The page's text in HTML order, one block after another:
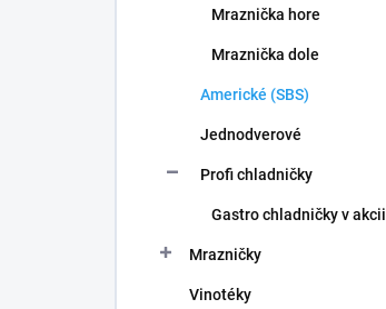
Mraznička hore
Mraznička dole
Americké (SBS)
Jednodverové
Profi chladničky
Gastro chladničky v akcii
Mrazničky
Vinotéky